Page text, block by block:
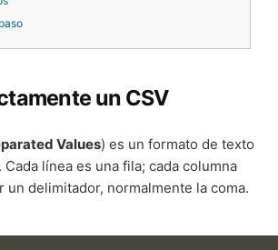
un CSV
Values) es un formato de texto
Cada línea es una fila; cada columna
un delimitador, normalmente la coma.